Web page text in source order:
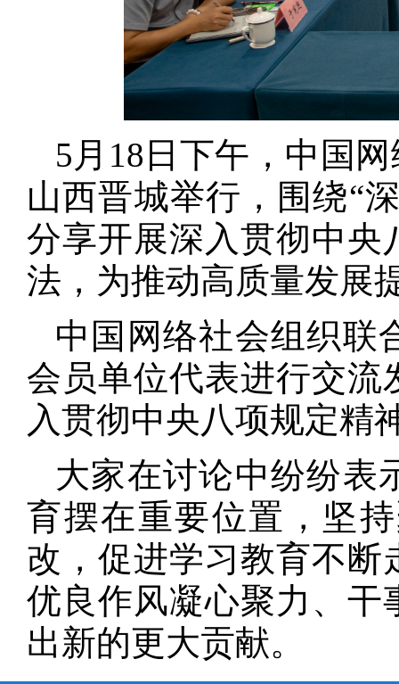
5月18日下午，中国
山西晋城举行，围绕“
分享开展深入贯彻中央
法，为推动高质量发展
中国网络社会组织联
会员单位代表进行交
入贯彻中央八项规定精
大家在讨论中纷纷表
育摆在重要位置，坚
改，促进学习教育不
优良作风凝心聚力、干
出新的更大贡献。